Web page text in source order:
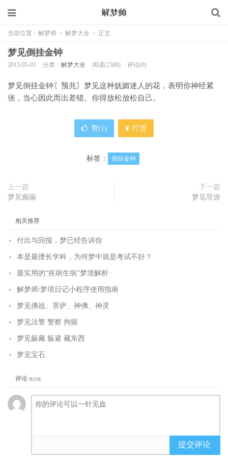
当前位置： 解梦师 > 解梦大全 > 正文
梦见倒挂金钟
2013-05-01 分类： 解梦大全 阅读(2588) 评论(0)
梦见倒挂金钟〖预兆〗梦见这种妩媚迷人的花，表明你神经紧
张，当心因此而出差错。你得放松放松自己。
赞(1) 打赏
标签： 倒挂金钟
上一篇
梦见癫痫
下一篇
梦见导游
相关推荐
付出与回报，梦已经告诉你
本是最擅长学科，为何梦中就是考试不好？
最实用的“疾病生病”梦境解析
解梦师/梦境日记小程序使用指南
梦见佛祖、菩萨、神佛、神灵
梦见法警 警察 拘留
梦见躲藏 躲避 藏东西
梦见宝石
评论 抢沙发
提交评论